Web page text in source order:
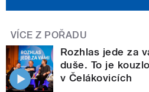
VÍCE Z POŘADU
Rozhlas jede za
duše. To je
v Čelákovicích